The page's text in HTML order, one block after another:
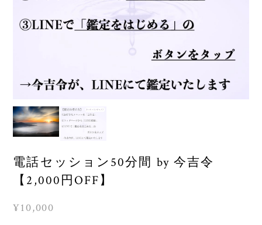
電話セッション50分間 by 今吉令
【2,000円OFF】
¥10,000